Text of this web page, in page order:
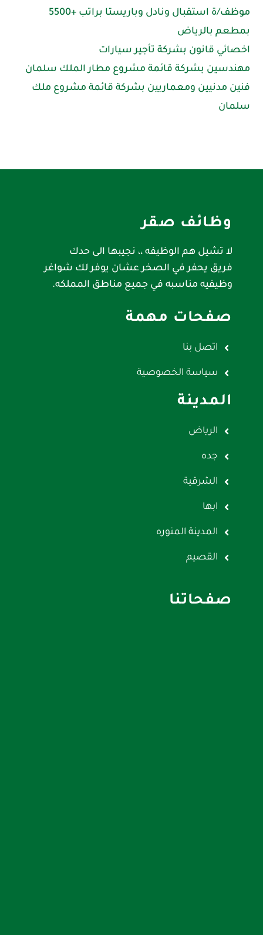
موظف/ة استقبال ونادل وباريستا براتب +5500
بمطعم بالرياض
اخصائي قانون بشركة تأجير سيارات
مهندسين بشركة قائمة مشروع مطار الملك سلمان
فنين مدنيين ومعماريين بشركة قائمة مشروع ملك
سلمان
وظائف صقر
لا تشيل هم الوظيفه ،، نجيبها الى حدك
فريق يحفر في الصخر عشان يوفر لك شواغر
وظيفيه مناسبه في جميع مناطق المملكه.
صفحات مهمة
اتصل بنا
سياسة الخصوصية
المدينة
الرياض
جده
الشرقية
ابها
المدينة المنوره
القصيم
صفحاتنا